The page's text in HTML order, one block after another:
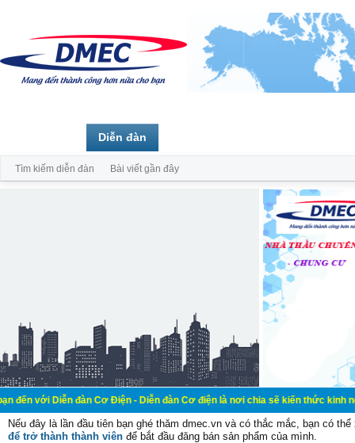
đàn Cơ Điện - Diễn đàn Cơ điện là nơi chia sẽ kiến thức kinh nghiệm
Nếu đây là lần đầu tiên bạn ghé thăm dmec.vn và có thắc mắc, bạn có
để trở thành thành viên để bắt đầu đăng bán sản phẩm của mình.
Diễn đàn
Tìm kiếm diễn đàn Bài viết gần đây